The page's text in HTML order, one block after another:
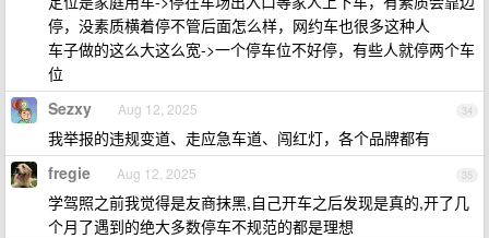
停，没素质横着停不管后面怎么样，网约车也很多这种人
车子做的这么大这么宽->一个停车位不好停，有些人就停两个车
位
34
Sezxy Aug 12, 2025
我举报的违规变道、走应急车道、闯红灯，各个品牌都有
35
fregie Aug 12, 2025
学驾照之前我觉得是友商抹黑,自己开车之后发现是真的,开了几
个月了遇到的绝大多数停车不规范的都是理想